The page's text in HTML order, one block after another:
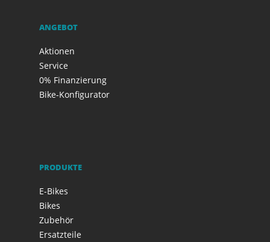
ANGEBOT
Aktionen
Service
0% Finanzierung
Bike-Konfigurator
PRODUKTE
E-Bikes
Bikes
Zubehör
Ersatzteile